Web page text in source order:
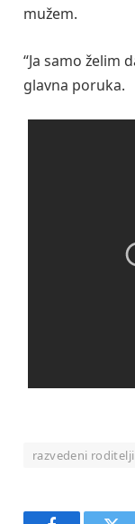
mužem.
“Ja samo želim
glavna poruka.
razvedeni roditelji